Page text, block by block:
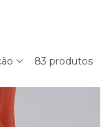
83 produtos